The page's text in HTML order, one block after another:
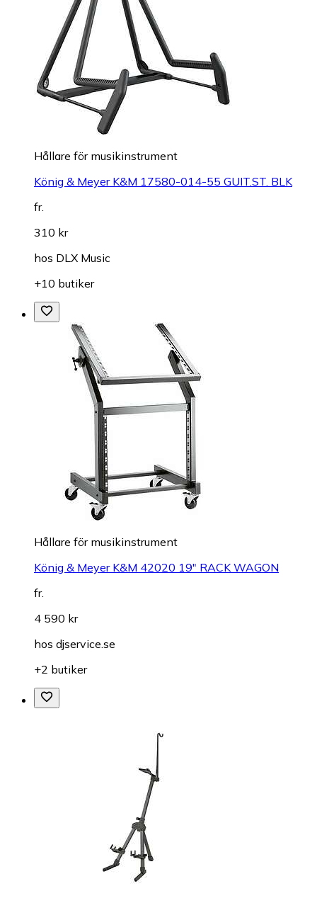
Hållare för musikinstrument
König & Meyer K&M 17580-014-55 GUIT.ST. BLK
fr.
310 kr
hos DLX Music
+10 butiker
Hållare för musikinstrument
König & Meyer K&M 42020 19" RACK WAGON
fr.
4 590 kr
hos djservice.se
+2 butiker